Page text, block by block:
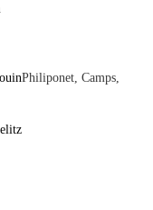
Philiponet, Camps,